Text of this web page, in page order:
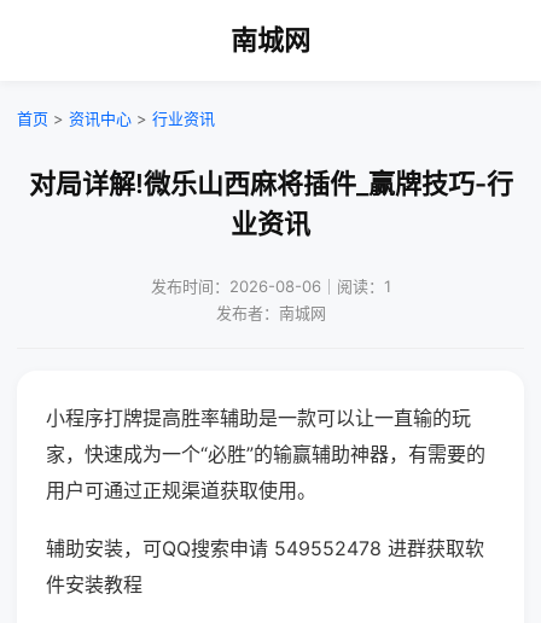
南城网
首页 > 资讯中心 > 行业资讯
对局详解!微乐山西麻将插件_赢牌技巧-行
业资讯
发布时间：2026-08-06｜阅读：1
发布者：南城网
小程序打牌提高胜率辅助是一款可以让一直输的玩
家，快速成为一个“必胜”的输赢辅助神器，有需要的
用户可通过正规渠道获取使用。
辅助安装，可QQ搜索申请 549552478 进群获取软
件安装教程